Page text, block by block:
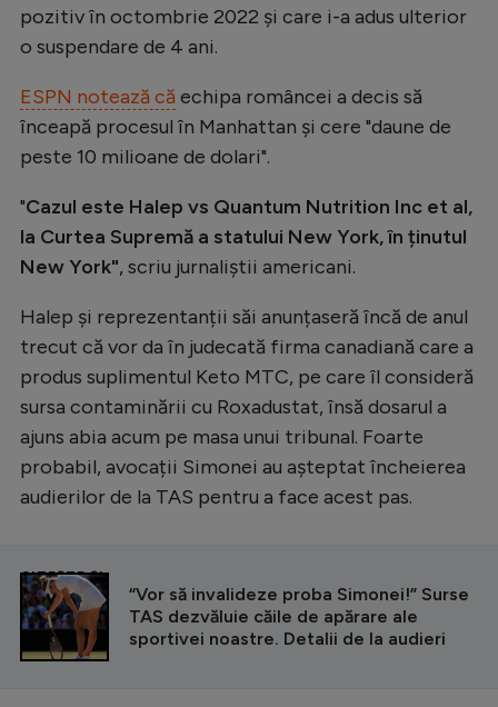
Formula 1
Gimnastică
Auto
Rugby
Alte sporturi
JO 2024
JO 2026
Intră în cont
Creează cont
pozitiv în octombrie 2022 și care i-a adus ulterior
o suspendare de 4 ani.
ESPN notează că echipa româncei a decis să
înceapă procesul în Manhattan și cere "daune de
peste 10 milioane de dolari".
"Cazul este Halep vs Quantum Nutrition Inc et al,
la Curtea Supremă a statului New York, în ținutul
New York", scriu jurnaliștii americani.
Halep și reprezentanții săi anunțaseră încă de anul
trecut că vor da în judecată firma canadiană care a
produs suplimentul Keto MTC, pe care îl consideră
sursa contaminării cu Roxadustat, însă dosarul a
ajuns abia acum pe masa unui tribunal. Foarte
probabil, avocații Simonei au așteptat încheierea
audierilor de la TAS pentru a face acest pas.
CITEȘTE ȘI
“Vor să invalideze proba Simonei!” Surse
TAS dezvăluie căile de apărare ale
sportivei noastre. Detalii de la audieri